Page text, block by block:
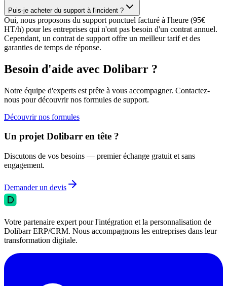
Puis-je acheter du support à l'incident ?
Oui, nous proposons du support ponctuel facturé à l'heure (95€
HT/h) pour les entreprises qui n'ont pas besoin d'un contrat annuel.
Cependant, un contrat de support offre un meilleur tarif et des
garanties de temps de réponse.
Besoin d'aide avec Dolibarr ?
Notre équipe d'experts est prête à vous accompagner. Contactez-
nous pour découvrir nos formules de support.
Découvrir nos formules
Un projet Dolibarr en tête ?
Discutons de vos besoins — premier échange gratuit et sans
engagement.
Demander un devis
Votre partenaire expert pour l'intégration et la personnalisation de
Dolibarr ERP/CRM. Nous accompagnons les entreprises dans leur
transformation digitale.